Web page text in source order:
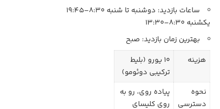
ساعات بازدید: دوشنبه تا شنبه 8:30–19:45
یکشنبه 8:30–13:30
بهترین زمان بازدید: صبح
هزینه
10 یورو (بلیط
ترکیبی دوئومو)
نحوه
دسترسی
پیاده‌ روی، رو به‌
روی کلیسای